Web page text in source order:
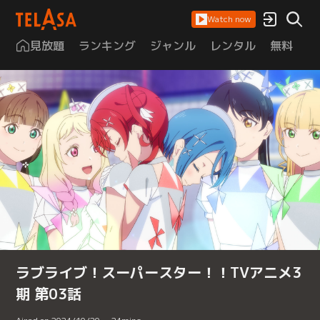
Watch now
見放題 ランキング ジャンル レンタル 無料
ラブライブ！スーパースター！！TVアニメ3
期 第03話